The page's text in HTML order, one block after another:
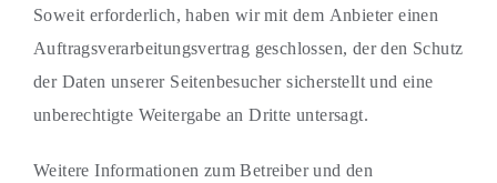
Soweit erforderlich, haben wir mit dem Anbieter einen
Auftragsverarbeitungsvertrag geschlossen, der den Schutz
der Daten unserer Seitenbesucher sicherstellt und eine
unberechtigte Weitergabe an Dritte untersagt.
Weitere Informationen zum Betreiber und den